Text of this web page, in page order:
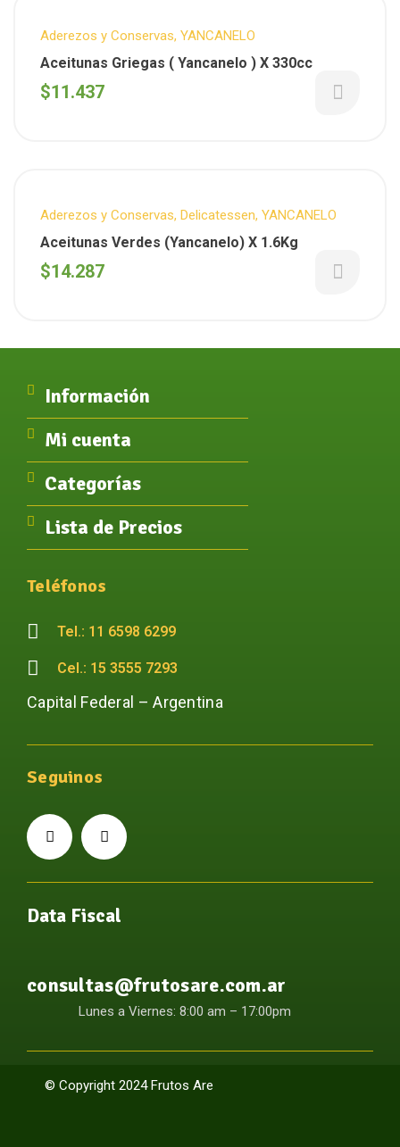
Aderezos y Conservas, YANCANELO
Aceitunas Griegas ( Yancanelo ) X 330cc
$11.437
Aderezos y Conservas, Delicatessen, YANCANELO
Aceitunas Verdes (Yancanelo) X 1.6Kg
$14.287
Información
Mi cuenta
Categorías
Lista de Precios
Teléfonos
Tel.: 11 6598 6299
Cel.: 15 3555 7293
Capital Federal – Argentina
Seguinos
Data Fiscal
consultas@frutosare.com.ar
Lunes a Viernes: 8:00 am – 17:00pm
© Copyright 2024 Frutos Are